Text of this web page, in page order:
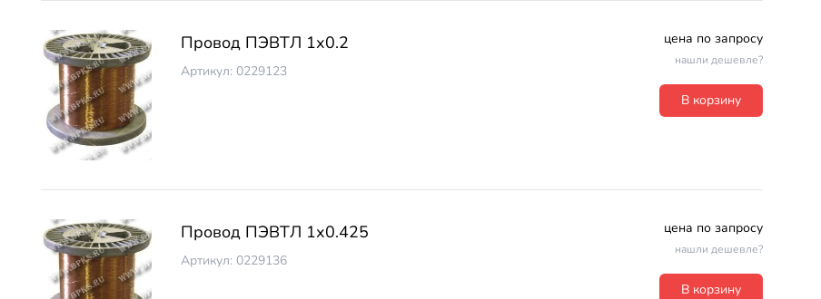
Провод ПЭВТЛ 1х0.2
Артикул: 0229123
цена по запросу
нашли дешевле?
В корзину
Провод ПЭВТЛ 1х0.425
Артикул: 0229136
цена по запросу
нашли дешевле?
В корзину